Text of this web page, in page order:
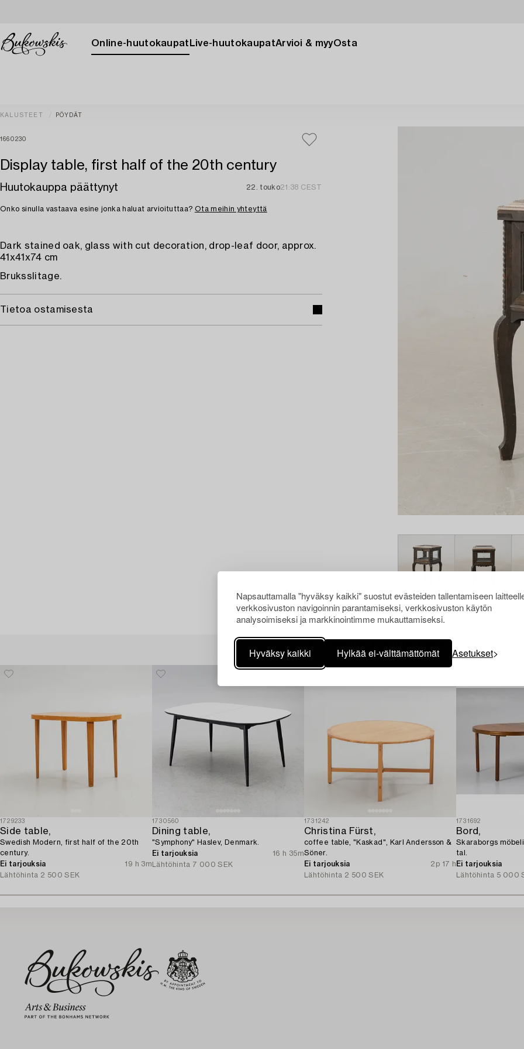
Napsauttamalla "hyväksy kaikki" suostut evästeiden tallentamiseen
verkkosivuston navigoinnin parantamiseksi, verkkosivuston käytön
analysoimiseksi ja markkinointimme mukauttamiseksi.
Hyväksy kaikki Hylkää ei-välttämättömät Asetukset
Online-huutokaupat Live-huutokaupatArvioi & myyOsta
KALUSTEET PÖYDÄT
1660230
Display table, first half of the 20th century
Huutokauppa päättynyt 22. touko21:38 CEST
Onko sinulla vastaava esine jonka haluat arvioituttaa? Ota meihin yhteyttä
Dark stained oak, glass with cut decoration, drop-leaf door, approx.
41x41x74 cm
Bruksslitage.
Tietoa ostamisesta
Muiden katsomia kohteita
1729233
Side table,
Swedish Modern, first half of the 20th
century.
Ei tarjouksia
19 h 3m
Lähtöhinta 2 500 SEK
1730560
Dining table,
"Symphony" Haslev, Denmark.
Ei tarjouksia
16 h 35m
Lähtöhinta 7 000 SEK
1731242
Christina Fürst,
coffee table, "Kaskad", Karl Andersson &
Söner.
Ei tarjouksia
2p 17 h
Lähtöhinta 2 500 SEK
1731692
Bord,
Skaraborgs
tal.
Ei tarjouksia
Lähtöhinta 5 000